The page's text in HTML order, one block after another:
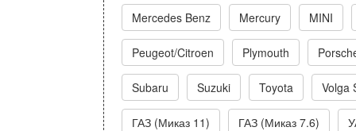
Mercedes Benz Mercury MINI
Peugeot/Citroen Plymouth
Subaru Suzuki Toyota Volga
ГАЗ (Миказ 11) ГАЗ (Миказ 7.6)